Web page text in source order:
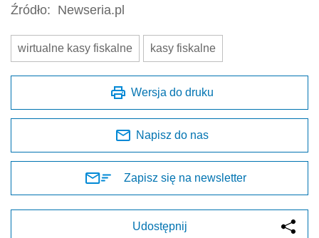
Źródło: Newseria.pl
wirtualne kasy fiskalne kasy fiskalne
Wersja do druku
Napisz do nas
Zapisz się na newsletter
Udostępnij